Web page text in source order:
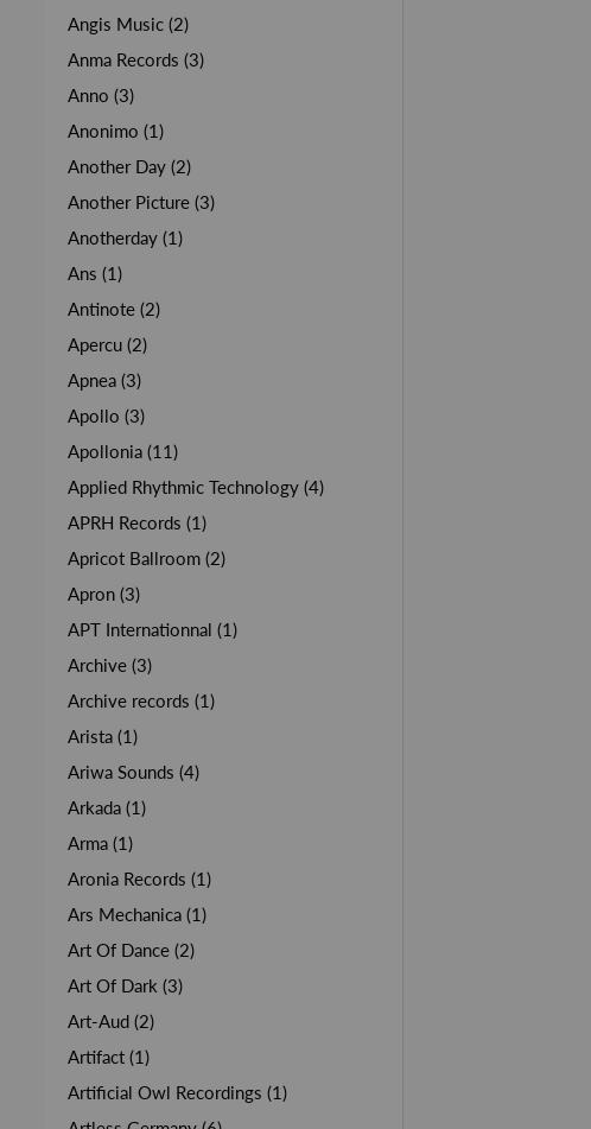
Angis Music (2)
Anma Records (3)
Anno (3)
Anonimo (1)
Another Day (2)
Another Picture (3)
Anotherday (1)
Ans (1)
Antinote (2)
Apercu (2)
Apnea (3)
Apollo (3)
Apollonia (11)
Applied Rhythmic Technology (4)
APRH Records (1)
Apricot Ballroom (2)
Apron (3)
APT Internationnal (1)
Archive (3)
Archive records (1)
Arista (1)
Ariwa Sounds (4)
Arkada (1)
Arma (1)
Aronia Records (1)
Ars Mechanica (1)
Art Of Dance (2)
Art Of Dark (3)
Art-Aud (2)
Artifact (1)
Artificial Owl Recordings (1)